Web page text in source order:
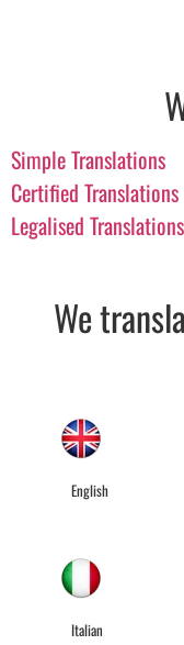
Simple Translations
Certified Translations
Legalised Translations
We
English
Italian